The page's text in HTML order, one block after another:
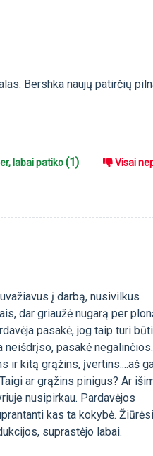
Bershka naujų patirčių
labai patiko(1) Visai
į darbą, nusivilkus
dar griaužė nugarą per
pasakė, jog taip turi
pasakė
ir kitą grąžins, įvertins....aš
ar grąžins pinigus? Ar
nusipirkau. Pardavėjos
kas ta kokybė.
suprastėjo labai.